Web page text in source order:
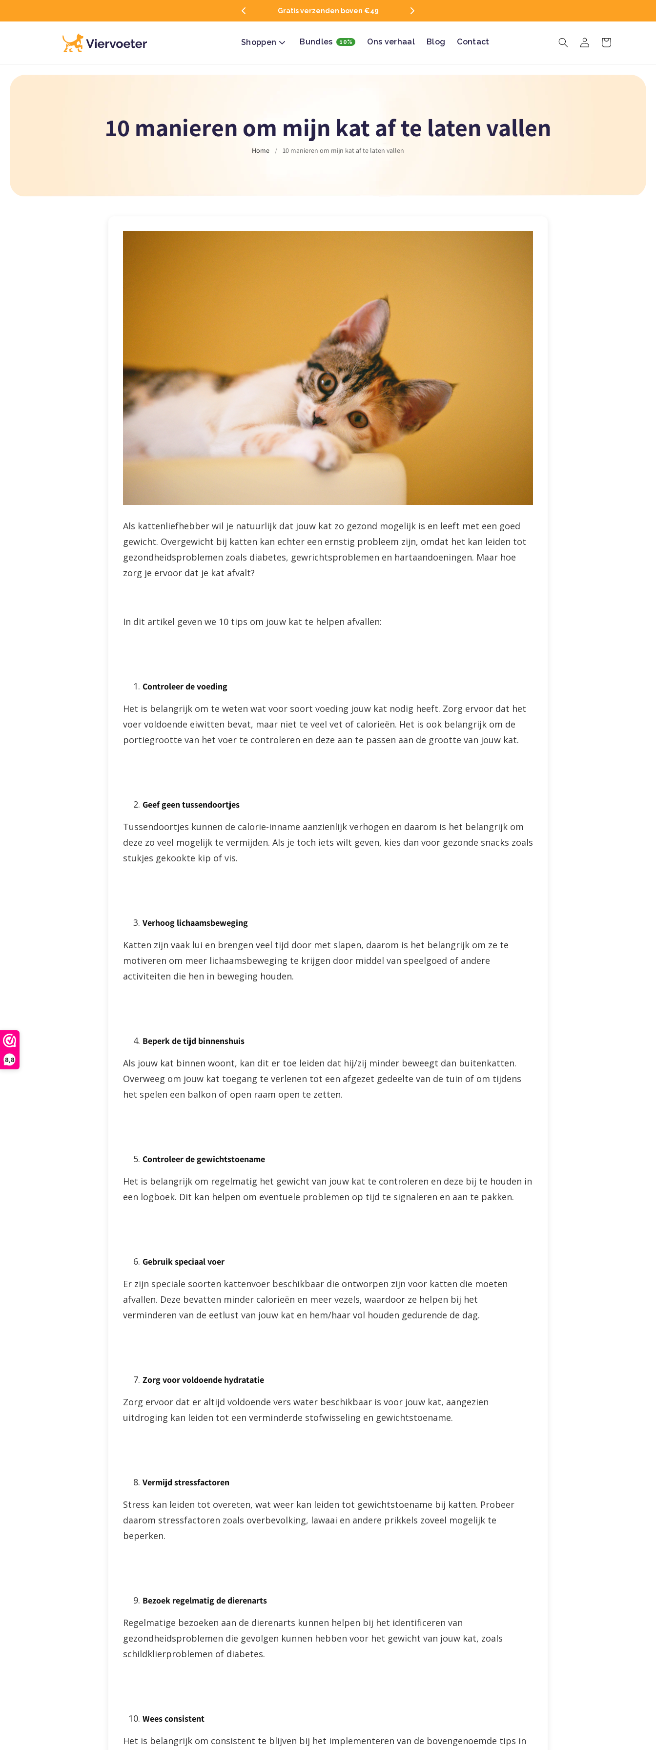
8,8
content
Voor 15:00 besteld is volgende werkdag in huis
Shoppen Bundles 10% Ons verhaal Blog Contact InloggenWinkelwagen
10 manieren om mijn kat af te laten vallen
Home / 10 manieren om mijn kat af te laten vallen
Als kattenliefhebber wil je natuurlijk dat jouw kat zo gezond mogelijk is en leeft met een goed
gewicht. Overgewicht bij katten kan echter een ernstig probleem zijn, omdat het kan leiden tot
gezondheidsproblemen zoals diabetes, gewrichtsproblemen en hartaandoeningen. Maar hoe
zorg je ervoor dat je kat afvalt?
In dit artikel geven we 10 tips om jouw kat te helpen afvallen:
Controleer de voeding
Het is belangrijk om te weten wat voor soort voeding jouw kat nodig heeft. Zorg ervoor dat het
voer voldoende eiwitten bevat, maar niet te veel vet of calorieën. Het is ook belangrijk om de
portiegrootte van het voer te controleren en deze aan te passen aan de grootte van jouw kat.
Geef geen tussendoortjes
Tussendoortjes kunnen de calorie-inname aanzienlijk verhogen en daarom is het belangrijk om
deze zo veel mogelijk te vermijden. Als je toch iets wilt geven, kies dan voor gezonde snacks zoals
stukjes gekookte kip of vis.
Verhoog lichaamsbeweging
Katten zijn vaak lui en brengen veel tijd door met slapen, daarom is het belangrijk om ze te
motiveren om meer lichaamsbeweging te krijgen door middel van speelgoed of andere
activiteiten die hen in beweging houden.
Beperk de tijd binnenshuis
Als jouw kat binnen woont, kan dit er toe leiden dat hij/zij minder beweegt dan buitenkatten.
Overweeg om jouw kat toegang te verlenen tot een afgezet gedeelte van de tuin of om tijdens
het spelen een balkon of open raam open te zetten.
Controleer de gewichtstoename
Het is belangrijk om regelmatig het gewicht van jouw kat te controleren en deze bij te houden in
een logboek. Dit kan helpen om eventuele problemen op tijd te signaleren en aan te pakken.
Gebruik speciaal voer
Er zijn speciale soorten kattenvoer beschikbaar die ontworpen zijn voor katten die moeten
afvallen. Deze bevatten minder calorieën en meer vezels, waardoor ze helpen bij het
verminderen van de eetlust van jouw kat en hem/haar vol houden gedurende de dag.
Zorg voor voldoende hydratatie
Zorg ervoor dat er altijd voldoende vers water beschikbaar is voor jouw kat, aangezien
uitdroging kan leiden tot een verminderde stofwisseling en gewichtstoename.
Vermijd stressfactoren
Stress kan leiden tot overeten, wat weer kan leiden tot gewichtstoename bij katten. Probeer
daarom stressfactoren zoals overbevolking, lawaai en andere prikkels zoveel mogelijk te
beperken.
Bezoek regelmatig de dierenarts
Regelmatige bezoeken aan de dierenarts kunnen helpen bij het identificeren van
gezondheidsproblemen die gevolgen kunnen hebben voor het gewicht van jouw kat, zoals
schildklierproblemen of diabetes.
Wees consistent
Het is belangrijk om consistent te blijven bij het implementeren van de bovengenoemde tips in